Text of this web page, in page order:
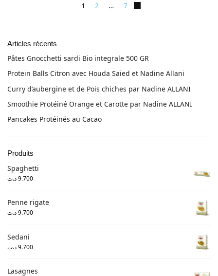
1 2 … 7
Articles récents
Pâtes Gnocchetti sardi Bio integrale 500 GR
Protein Balls Citron avec Houda Saied et Nadine Allani
Curry d’aubergine et de Pois chiches par Nadine ALLANI
Smoothie Protéiné Orange et Carotte par Nadine ALLANI
Pancakes Protéinés au Cacao
Produits
Spaghetti
9.700د.ت
Penne rigate
9.700د.ت
Sedani
9.700د.ت
Lasagnes